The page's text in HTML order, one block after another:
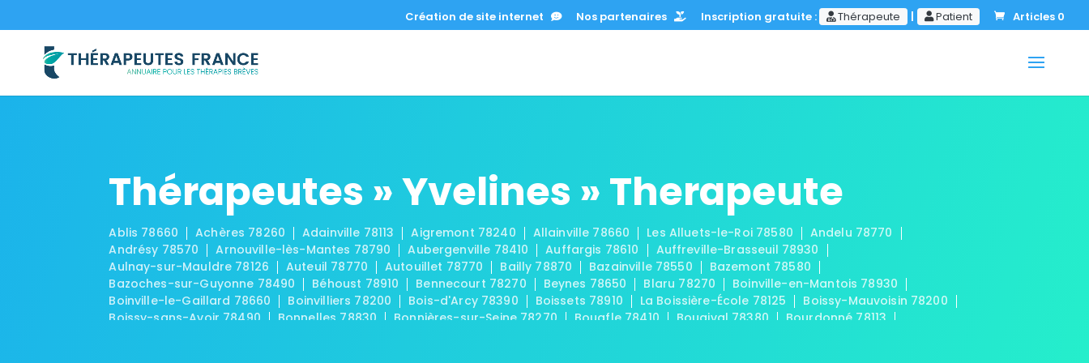
Création de site internet Nos partenaires Inscription gratuite : Thérapeute | Patient Articles 0
Thérapeutes » Yvelines » Therapeute
Ablis 78660 Achères 78260 Adainville 78113 Aigremont 78240 Allainville 78660 Les Alluets-le-Roi 78580
Andelu 78770
Andrésy 78570
Arnouville-lès-Mantes 78790 Aubergenville 78410 Auffargis 78610
Auffreville-Brasseuil 78930
Aulnay-sur-Mauldre 78126
Auteuil 78770 Autouillet 78770 Bailly 78870 Bazainville 78550
Bazemont 78580
Bazoches-sur-Guyonne 78490
Béhoust 78910 Bennecourt 78270 Beynes 78650 Blaru 78270
Boinville-en-Mantois 78930
Boinville-le-Gaillard 78660
Boinvilliers 78200 Bois-d'Arcy 78390 Boissets 78910 La Boissière-École 78125
Boissy-Mauvoisin 78200
Boissy-sans-Avoir 78490
Bonnelles 78830 Bonnières-sur-Seine 78270 Bouafle 78410 Bougival 78380
Bourdonné 78113